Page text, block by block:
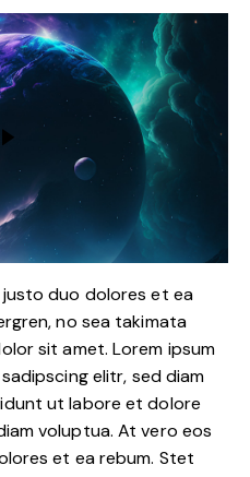
duo dolores et ea
no sea takimata
sit amet. Lorem ipsum
elitr, sed diam
ut labore et dolore
voluptua. At vero eos
et ea rebum. Stet